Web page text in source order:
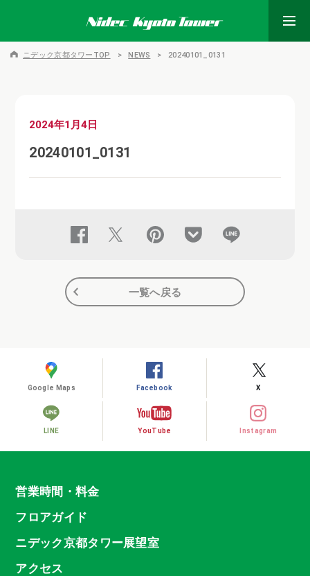
ニデック京都タワーTOP NEWS 20240101_0131
2024年1月4日
20240101_0131
一覧へ戻る
Google Maps Facebook X
LINE YouTube Instagram
営業時間・料金
フロアガイド
ニデック京都タワー展望室
アクセス